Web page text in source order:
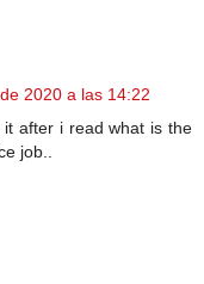
2020 a las 14:22
after i read what is the
job..